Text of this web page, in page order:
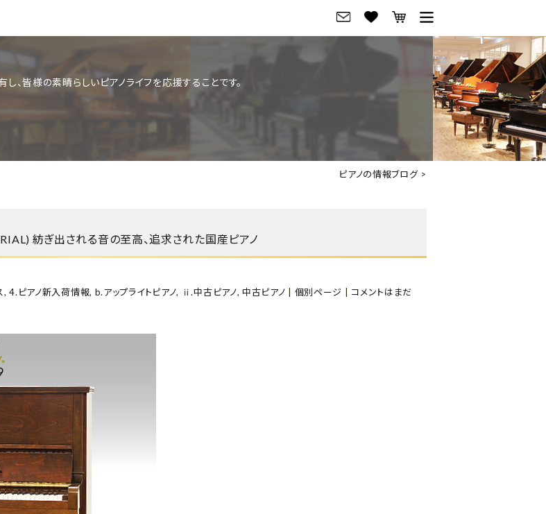
プ
ランドピアノ
アップライトピアノ
ピアノ
ートグランドピアノ
YAMAHA
KAWAI
STEINWAY&SONS
BOSTON
DIAPASON
もっとみる
スタッフレビュー
新品ピアノ価格一覧
ご来店・試弾予約
ご来店・ご試弾予約
会社概要
、皆様の素晴らしいピアノライフを応援することです。
ピアノの情報ブログ>
紡ぎ出される音の至高、追求された国産ピアノ
,4.ピアノ新入荷情報, b.アップライトピアノ, ⅱ.中古ピアノ,中古ピアノ 個別ページ
コメントはまだ